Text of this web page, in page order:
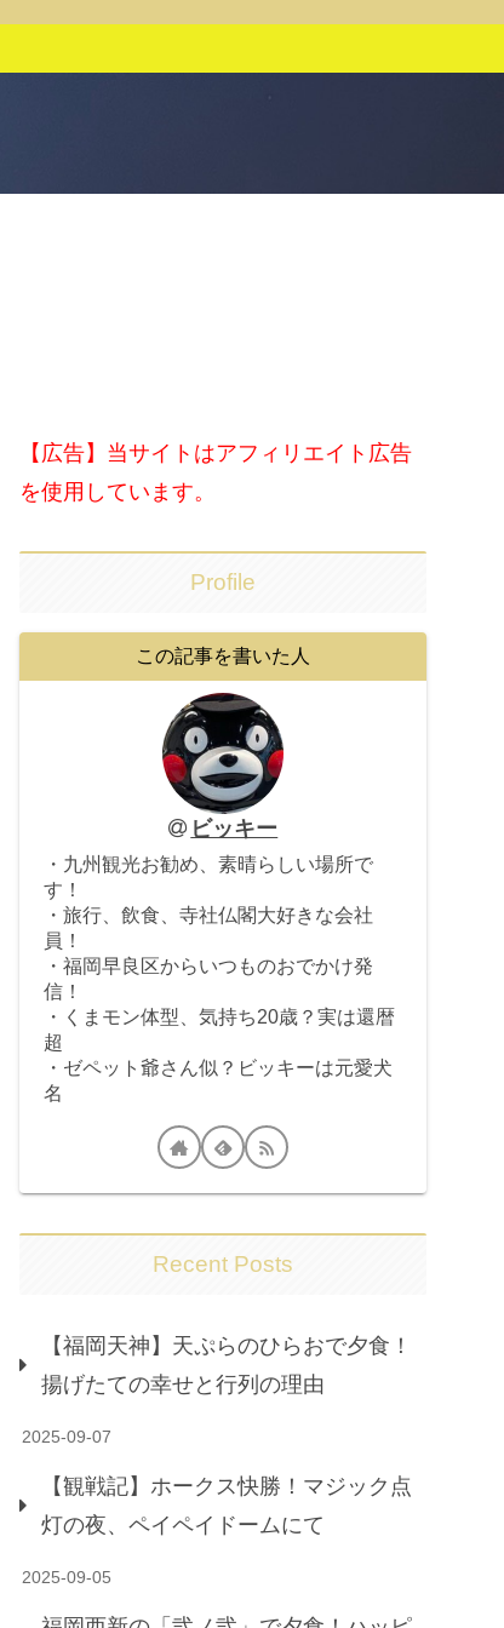
【広告】当サイトはアフィリエイト広告
を使用しています。
Profile
この記事を書いた人
ビッキー
・九州観光お勧め、素晴らしい場所で
す！
・旅行、飲食、寺社仏閣大好きな会社
員！
・福岡早良区からいつものおでかけ発
信！
・くまモン体型、気持ち20歳？実は還暦
超
・ゼペット爺さん似？ビッキーは元愛犬
名
Recent Posts
【福岡天神】天ぷらのひらおで夕食！
揚げたての幸せと行列の理由
2025-09-07
【観戦記】ホークス快勝！マジック点
灯の夜、ペイペイドームにて
2025-09-05